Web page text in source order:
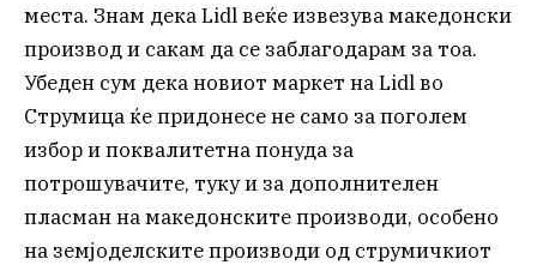
места. Знам дека Lidl веќе извезува македонски
производ и сакам да се заблагодарам за тоа.
Убеден сум дека новиот маркет на Lidl во
Струмица ќе придонесе не само за поголем
избор и поквалитетна понуда за
потрошувачите, туку и за дополнителен
пласман на македонските производи, особено
на земјоделските производи од струмичкиот